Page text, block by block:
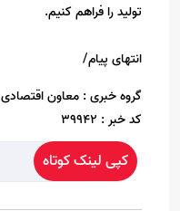
تولید را فراهم کنیم.
انتهای پیام/
گروه خبری : معاون اقتصادی
کد خبر : 39942
کپی لینک کوتاه